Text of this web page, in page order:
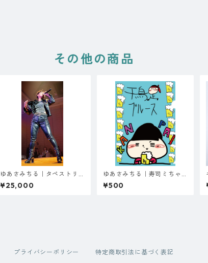
その他の商品
ゆあさみちる｜タペストリ
ー（B）※サイン・お名前入
り
¥25,000
ゆあさみちる｜寿司ミちゃ
んクリアファイル
¥500
プライバシーポリシー 特定商取引法に基づく表記